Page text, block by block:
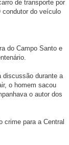
de transporte por
condutor do veículo
do Campo Santo e
discussão durante a
o homem sacou
o autor dos
crime para a Central